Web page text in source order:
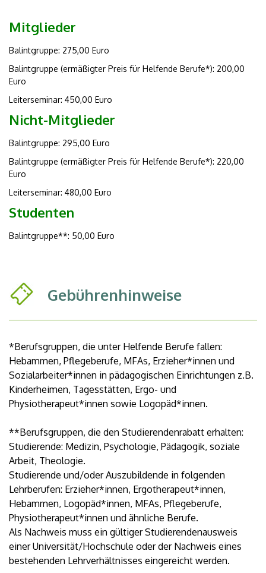
Mitglieder
Balintgruppe: 275,00 Euro
Balintgruppe (ermäßigter Preis für Helfende Berufe*): 200,00
Euro
Leiterseminar: 450,00 Euro
Nicht-Mitglieder
Balintgruppe: 295,00 Euro
Balintgruppe (ermäßigter Preis für Helfende Berufe*): 220,00
Euro
Leiterseminar: 480,00 Euro
Studenten
Balintgruppe**: 50,00 Euro
Gebührenhinweise
*Berufsgruppen, die unter Helfende Berufe fallen:
Hebammen, Pflegeberufe, MFAs, Erzieher*innen und
Sozialarbeiter*innen in pädagogischen Einrichtungen z.B.
Kinderheimen, Tagesstätten, Ergo- und
Physiotherapeut*innen sowie Logopäd*innen.
**Berufsgruppen, die den Studierendenrabatt erhalten:
Studierende: Medizin, Psychologie, Pädagogik, soziale
Arbeit, Theologie.
Studierende und/oder Auszubildende in folgenden
Lehrberufen: Erzieher*innen, Ergotherapeut*innen,
Hebammen, Logopäd*innen, MFAs, Pflegeberufe,
Physiotherapeut*innen und ähnliche Berufe.
Als Nachweis muss ein gültiger Studierendenausweis
einer Universität/Hochschule oder der Nachweis eines
bestehenden Lehrverhältnisses eingereicht werden.